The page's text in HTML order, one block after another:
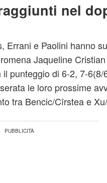
nel
Errani e Paolini hanno
Jaqueline
punteggio di 6‑2, 7‑6(8/
le loro prossime
tra Bencic/Cîrstea e